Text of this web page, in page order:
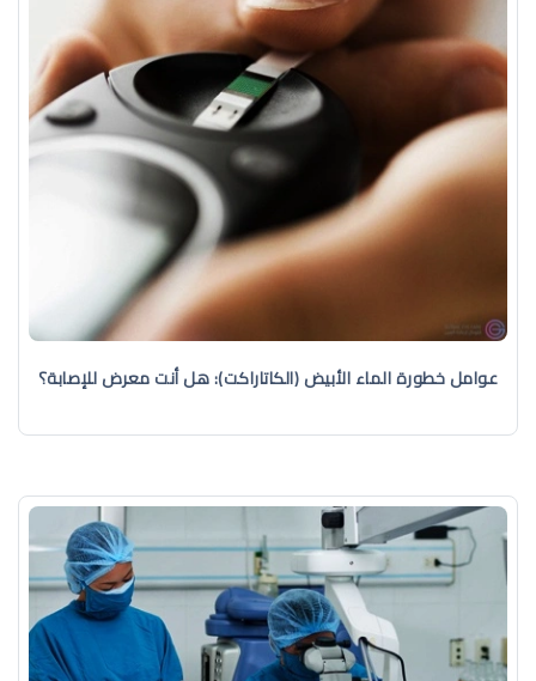
عوامل خطورة الماء الأبيض (الكاتاراكت): هل أنت معرض للإصابة؟